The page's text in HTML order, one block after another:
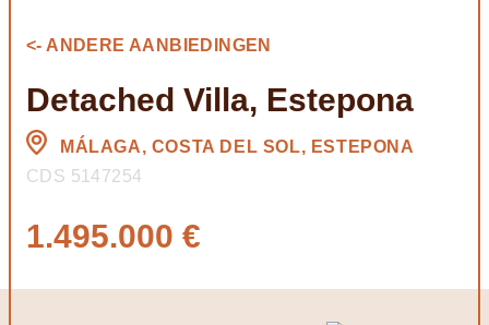
<- ANDERE AANBIEDINGEN
Detached Villa, Estepona
MÁLAGA, COSTA DEL SOL, ESTEPONA
CDS 5147254
1.495.000 €